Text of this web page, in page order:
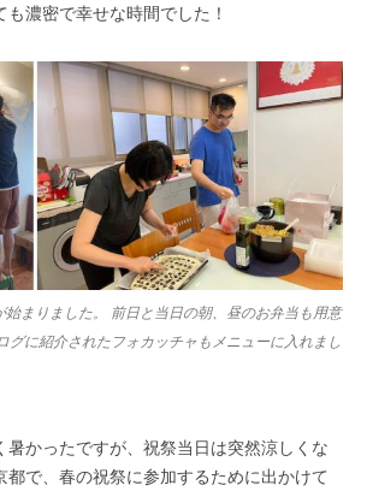
濃密で幸せな時間でした！
始まりました。 前日と当日の朝、昼のお弁当も用意
グに紹介されたフォカッチャもメニューに入れまし
暑かったですが、祝祭当日は突然涼しくな
都で、春の祝祭に参加するために出かけて